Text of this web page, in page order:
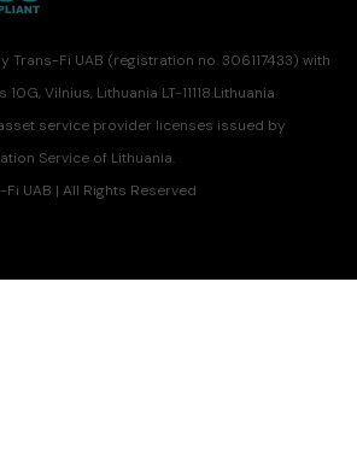
Trans-Fi UAB (registration no. 306117433) with
Vilnius, Lithuania LT-11118.Lithuania
service provider licenses issued by
Service of Lithuania.
UAB | All Rights Reserved